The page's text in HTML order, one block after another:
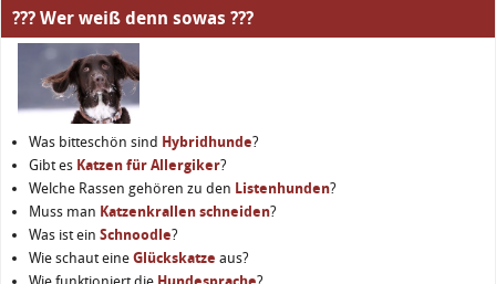
??? Wer weiß denn sowas ???
Was bitteschön sind Hybridhunde?
Gibt es Katzen für Allergiker?
Welche Rassen gehören zu den Listenhunden?
Muss man Katzenkrallen schneiden?
Was ist ein Schnoodle?
Wie schaut eine Glückskatze aus?